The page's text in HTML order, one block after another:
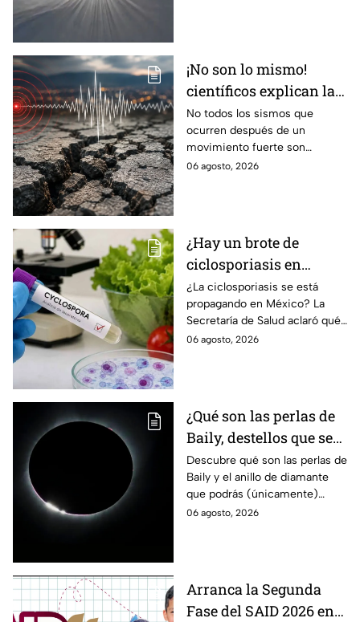
¡No son lo mismo!
científicos explican las
diferencias entre
enjambre sísmico y
réplicas
No todos los sismos que
ocurren después de un
movimiento fuerte son
réplicas. Científicos explican
06 agosto, 2026
¿Hay un brote de
ciclosporiasis en
México? Salud rompe
el silencio tras 33 casos
detectados
¿La ciclosporiasis se está
propagando en México? La
Secretaría de Salud aclaró qué
ocurre tras la detección de 33
06 agosto, 2026
¿Qué son las perlas de
Baily, destellos que se
podrán ver
ÚNICAMENTE durante
el eclipse solar 2026 del
12 de agosto?
Descubre qué son las perlas de
Baily y el anillo de diamante
que podrás (únicamente)
observar durante el eclipse
06 agosto, 2026
Arranca la Segunda
Fase del SAID 2026 en